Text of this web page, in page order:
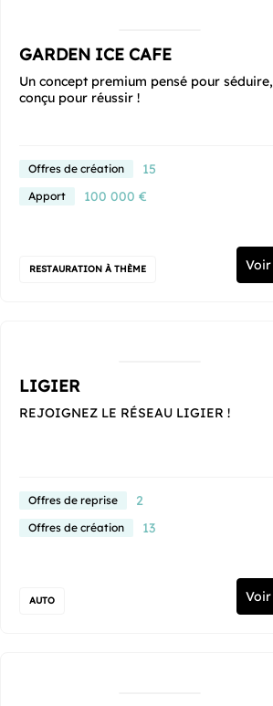
GARDEN ICE CAFE
Un concept premium pensé pour séduire,
conçu pour réussir !
Offres de création 15
Apport 100 000 €
RESTAURATION À THÈME Voir
LIGIER
REJOIGNEZ LE RÉSEAU LIGIER !
Offres de reprise 2
Offres de création 13
AUTO Voir